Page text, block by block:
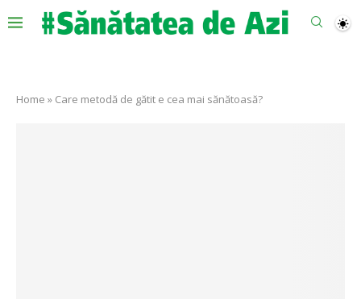
Home » Care metodă de gătit e cea mai sănătoasă?